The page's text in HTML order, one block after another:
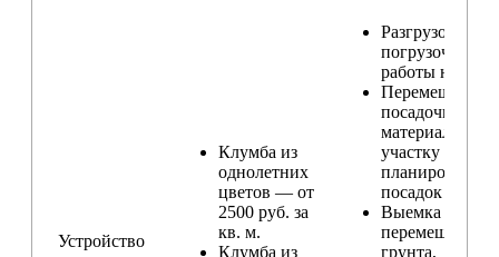
Устройство
Клумба из
однолетних
цветов — от
2500 руб. за
кв. м.
Клумба из
Разгрузо-
погрузочные
работы на
Перемещение
посадочного
материала по
участку и
планирование
посадок
Выемка и
перемещение
грунта,